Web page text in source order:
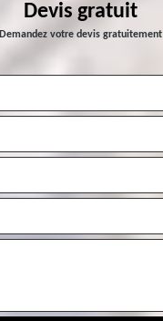
Devis gratuit
Demandez votre devis gratuitement